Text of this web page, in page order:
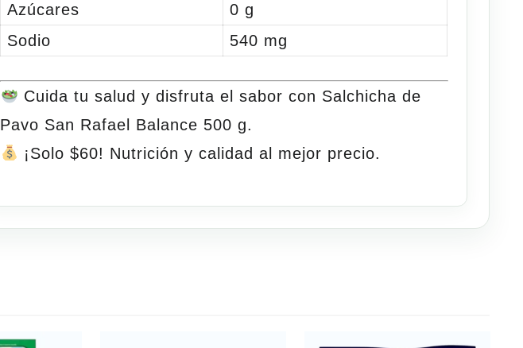
Azúcares
0 g
Sodio
540 mg
Cuida tu salud y disfruta el sabor con Salchicha de
Pavo San Rafael Balance 500 g.
¡Solo $60! Nutrición y calidad al mejor precio.